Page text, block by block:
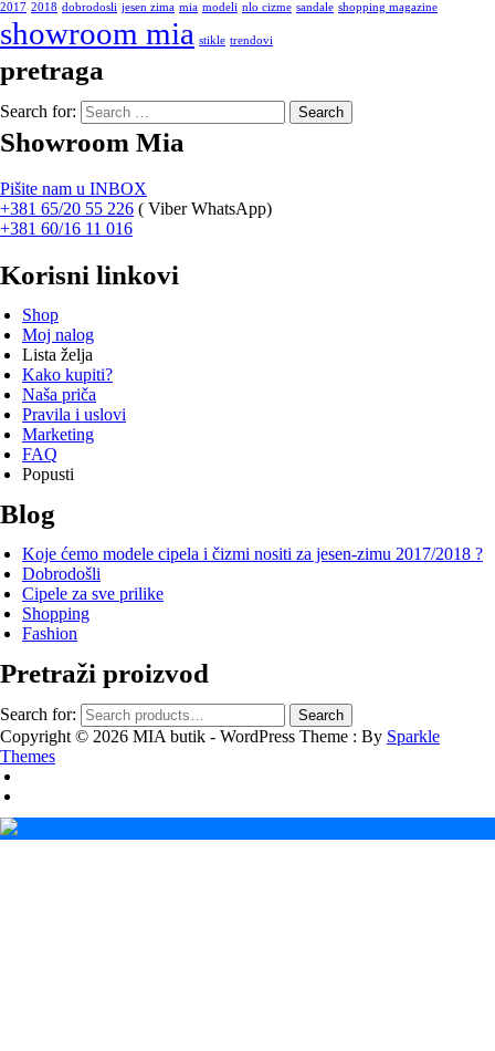
2017 2018 dobrodosli jesen zima mia modeli nlo cizme sandale shopping magazine
showroom mia stikle trendovi
pretraga
Search for:
Showroom Mia
Pišite nam u INBOX
+381 65/20 55 226 ( Viber WhatsApp)
+381 60/16 11 016
Korisni linkovi
Shop
Moj nalog
Lista želja
Kako kupiti?
Naša priča
Pravila i uslovi
Marketing
FAQ
Popusti
Blog
Koje ćemo modele cipela i čizmi nositi za jesen-zimu 2017/2018 ?
Dobrodošli
Cipele za sve prilike
Shopping
Fashion
Pretraži proizvod
Search for: Search
Copyright © 2026 MIA butik - WordPress Theme : By Sparkle
Themes